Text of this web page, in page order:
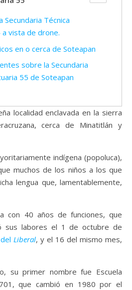
Secundaria Técnica
vista de drone.
en o cerca de Soteapan
sobre la Secundaria
55 de Soteapan
localidad enclavada en la sierra
cerca de Minatitlán y
indígena (popoluca),
muchos de los niños a los que
lengua que, lamentablemente,
con 40 años de funciones, que
sus labores el 1 de octubre de
Liberal, y el 16 del mismo mes,
su primer nombre fue Escuela
que cambió en 1980 por el